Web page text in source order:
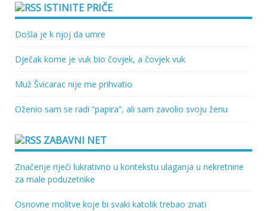
ISTINITE PRIČE
Došla je k njoj da umre
Dječak kome je vuk bio čovjek, a čovjek vuk
Muž Švicarac nije me prihvatio
Oženio sam se radi “papira”, ali sam zavolio svoju ženu
ZABAVNI NET
Značenje riječi lukrativno u kontekstu ulaganja u nekretnine
za male poduzetnike
Osnovne molitve koje bi svaki katolik trebao znati